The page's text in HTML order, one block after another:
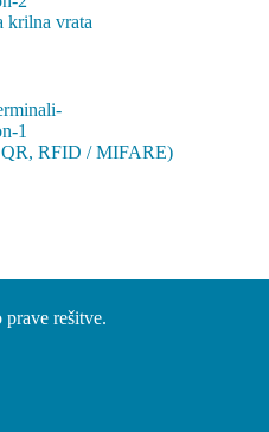
krilna vrata
QR, RFID / MIFARE)
rešitve.